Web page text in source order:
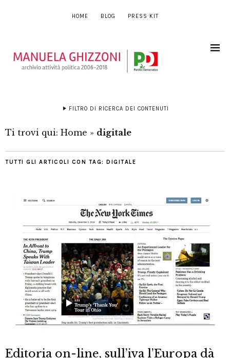
HOME BLOG PRESS KIT
FILTRO DI RICERCA DEI CONTENUTI
Ti trovi qui: Home » digitale
TUTTI GLI ARTICOLI CON TAG: DIGITALE
Editoria on-line, sull’iva l’Europa dà